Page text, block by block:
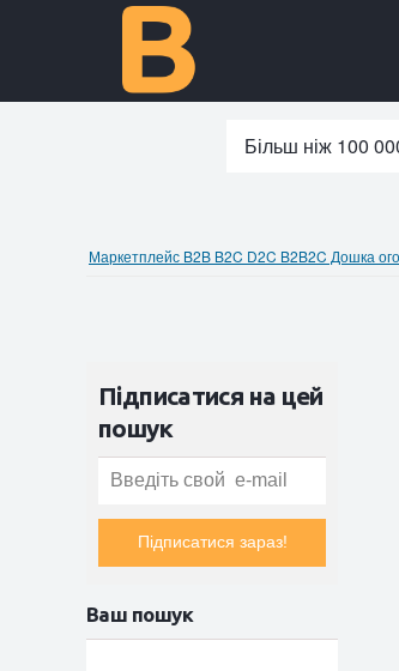
Більш ніж 100
Маркетплейс B2B B2C D2C B2B2C Дошка
Підписатися на цей
пошук
Підписатися зараз!
Ваш пошук